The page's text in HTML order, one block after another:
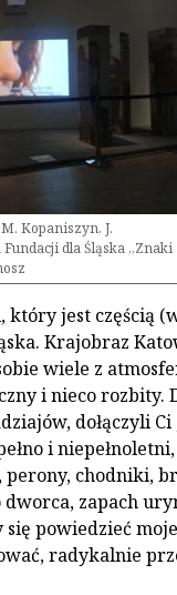
Kopaniszyn, J.
dla Śląska „Znaki
który jest częścią
Krajobraz
wiele z
i nieco rozbity.
dołączyli
i
perony, chodniki,
zapach
powiedzieć
radykalnie